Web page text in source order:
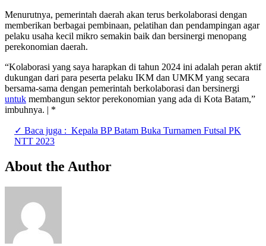
Menurutnya, pemerintah daerah akan terus berkolaborasi dengan
memberikan berbagai pembinaan, pelatihan dan pendampingan agar
pelaku usaha kecil mikro semakin baik dan bersinergi menopang
perekonomian daerah.
“Kolaborasi yang saya harapkan di tahun 2024 ini adalah peran aktif
dukungan dari para peserta pelaku IKM dan UMKM yang secara
bersama-sama dengan pemerintah berkolaborasi dan bersinergi
untuk membangun sektor perekonomian yang ada di Kota Batam,”
imbuhnya. | *
✓ Baca juga : Kepala BP Batam Buka Turnamen Futsal PK
NTT 2023
About the Author